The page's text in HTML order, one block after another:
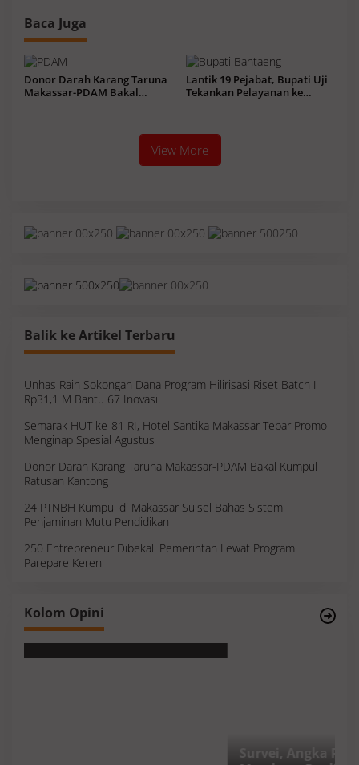
Baca Juga
Donor Darah Karang Taruna
Makassar-PDAM Bakal
Lantik 19 Pejabat, Bupati Uji
Tekankan Pelayanan ke
View More
Balik ke Artikel Terbaru
Unhas Raih Sokongan Dana Program Hilirisasi Riset Batch I
Rp31,1 M Bantu 67 Inovasi
Semarak HUT ke-81 RI, Hotel Santika Makassar Tebar Promo
Menginap Spesial Agustus
Donor Darah Karang Taruna Makassar-PDAM Bakal Kumpul
Ratusan Kantong
24 PTNBH Kumpul di Makassar Sulsel Bahas Sistem
Penjaminan Mutu Pendidikan
250 Entrepreneur Dibekali Pemerintah Lewat Program
Parepare Keren
Kolom Opini
Membaca Realitas